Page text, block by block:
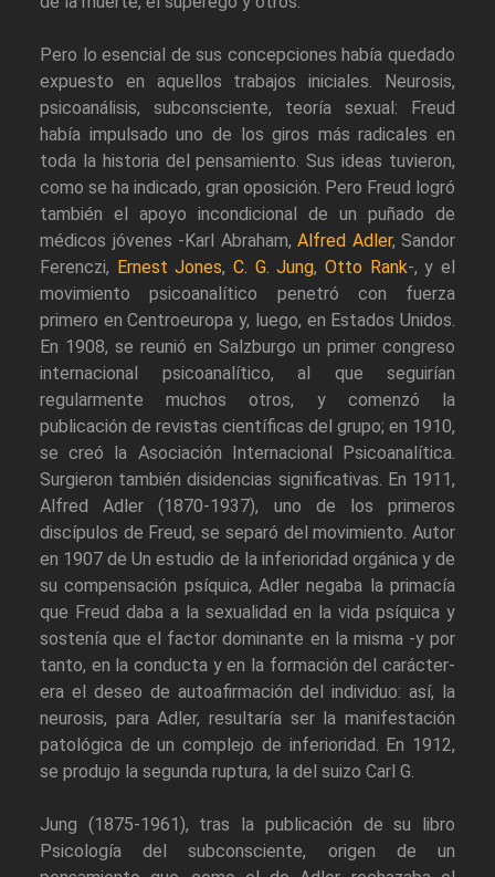
Pero lo esencial de sus concepciones había quedado
expuesto en aquellos trabajos iniciales. Neurosis,
psicoanálisis, subconsciente, teoría sexual: Freud
había impulsado uno de los giros más radicales en
toda la historia del pensamiento. Sus ideas tuvieron,
como se ha indicado, gran oposición. Pero Freud logró
también el apoyo incondicional de un puñado de
médicos jóvenes -Karl Abraham, Alfred Adler, Sandor
Ferenczi, Ernest Jones,C. G. Jung,Otto Rank-, y el
movimiento psicoanalítico penetró con fuerza
primero en Centroeuropa y, luego, en Estados Unidos.
En 1908, se reunió en Salzburgo un primer congreso
internacional psicoanalítico, al que seguirían
regularmente muchos otros, y comenzó la
publicación de revistas científicas del grupo; en 1910,
se creó la Asociación Internacional Psicoanalítica.
Surgieron también disidencias significativas. En 1911,
Alfred Adler (1870-1937), uno de los primeros
discípulos de Freud, se separó del movimiento. Autor
en 1907 de Un estudio de la inferioridad orgánica y de
su compensación psíquica, Adler negaba la primacía
que Freud daba a la sexualidad en la vida psíquica y
sostenía que el factor dominante en la misma -y por
tanto, en la conducta y en la formación del carácter-
era el deseo de autoafirmación del individuo: así, la
neurosis, para Adler, resultaría ser la manifestación
patológica de un complejo de inferioridad. En 1912,
se produjo la segunda ruptura, la del suizo Carl G.
Jung (1875-1961), tras la publicación de su libro
Psicología del subconsciente, origen de un